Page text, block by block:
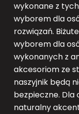
wykonane z
wyborem dla
rozwiązań.
wyborem dla
wykonanych z
akcesoriom ze
naszyjnik będą
bezpieczne.
naturalny